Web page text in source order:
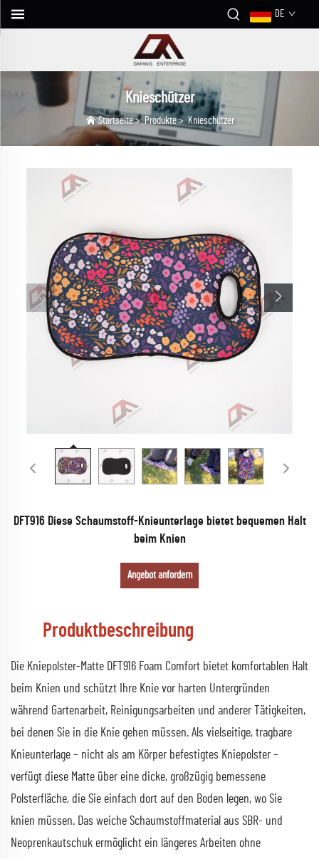
DE
Knieschützer
Startseite>Produkte>Knieschützer
DFT916 Diese Schaumstoff-Knieunterlage bietet bequemen Halt
beim Knien
Angebot anfordern
Produktbeschreibung
Die Kniepolster-Matte DFT916 Foam Comfort bietet komfortablen Halt
beim Knien und schützt Ihre Knie vor harten Untergründen
während Gartenarbeit, Reinigungsarbeiten und anderer Tätigkeiten,
bei denen Sie in die Knie gehen müssen. Als vielseitige, tragbare
Knieunterlage – nicht als am Körper befestigtes Kniepolster –
verfügt diese Matte über eine dicke, großzügig bemessene
Polsterfläche, die Sie einfach dort auf den Boden legen, wo Sie
knien müssen. Das weiche Schaumstoffmaterial aus SBR- und
Neoprenkautschuk ermöglicht ein längeres Arbeiten ohne